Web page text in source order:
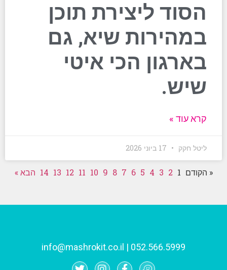
הסוד ליצירת תוכן
במהירות שיא, גם
בארגון הכי איטי
שיש.
קרא עוד »
ליטל חקק
« הקודם 1
2
3
4
5
6
7
8
9
10
11
12
13
14 הבא »
info@mashrokit.co.il | 052.566.5999